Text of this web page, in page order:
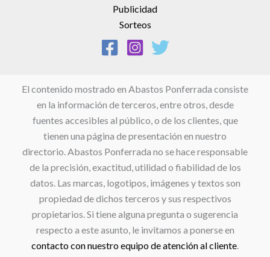
Publicidad
Sorteos
El contenido mostrado en Abastos Ponferrada consiste
en la información de terceros, entre otros, desde
fuentes accesibles al público, o de los clientes, que
tienen una página de presentación en nuestro
directorio. Abastos Ponferrada no se hace responsable
de la precisión, exactitud, utilidad o fiabilidad de los
datos. Las marcas, logotipos, imágenes y textos son
propiedad de dichos terceros y sus respectivos
propietarios. Si tiene alguna pregunta o sugerencia
respecto a este asunto, le invitamos a ponerse en
contacto con nuestro equipo de atención al cliente.